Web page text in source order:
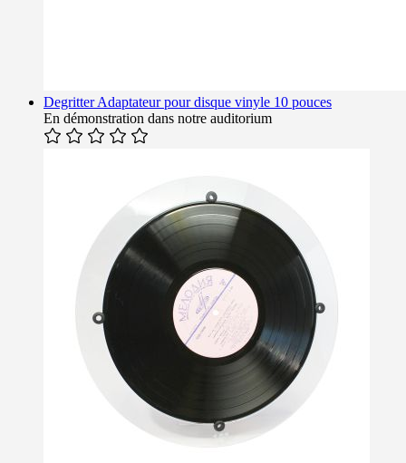
Degritter Adaptateur pour disque vinyle 10 pouces
En démonstration dans notre auditorium